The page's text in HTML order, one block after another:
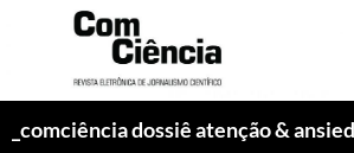
_comciência dossiê atenção &